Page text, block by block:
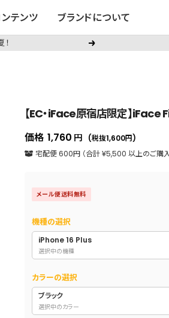
テンツ ブランドについて
次
【EC・iFace原宿店限定】
価格 セ
ー
価
格
1,760 円 (税抜1,600円)
宅配便 600円 （合計 ¥5,500 以上のご購
メール便送料無料
機種の選択
iPhone 16 Plus
選択中の機種
カラーの選択
ブラック
選択中のカラー